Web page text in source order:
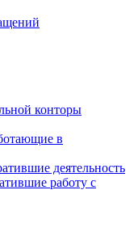
конторы
в
деятельность
работу с